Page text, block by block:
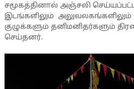
சமூகத்தினால் அஞ்சலி
இடங்களிலும் அலுவலகங்களிலும்
குழுக்களும் தனிமனிதர்களும்
செய்தனர்.